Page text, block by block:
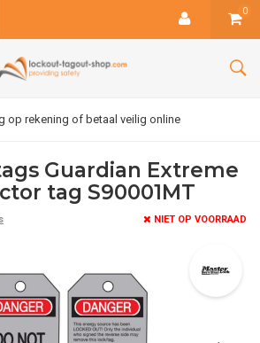
0
op rekening of betaal veilig online
Guardian Extreme
tag S90001MT
NIET OP VOORRAAD